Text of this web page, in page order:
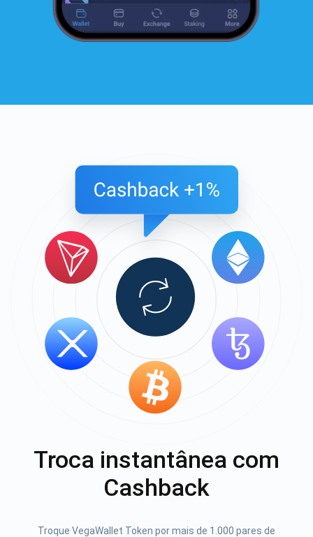
Troca instantânea com
Cashback
Troque VegaWallet Token por mais de 1.000 pares de